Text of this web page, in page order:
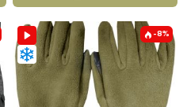
-8%